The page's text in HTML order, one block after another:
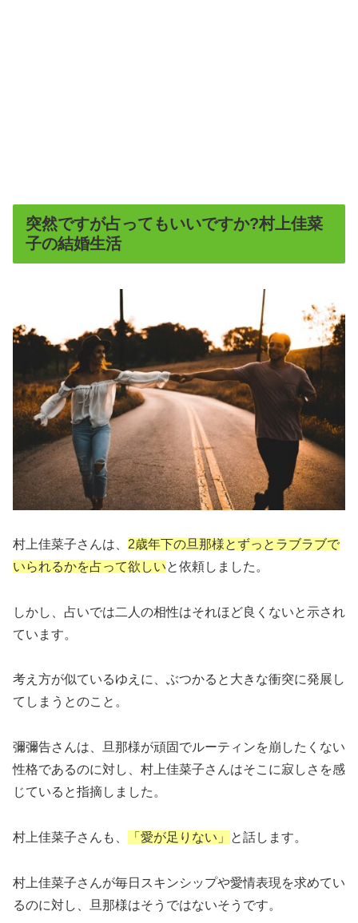
突然ですが占ってもいいですか?村上佳菜
子の結婚生活
村上佳菜子さんは、 2歳年下の旦那様とずっとラブラブで
いられるかを占って欲しいと依頼しました。
しかし、占いでは二人の相性はそれほど良くないと示され
ています。
考え方が似ているゆえに、ぶつかると大きな衝突に発展し
てしまうとのこと。
彌彌告さんは、旦那様が頑固でルーティンを崩したくない
性格であるのに対し、村上佳菜子さんはそこに寂しさを感
じていると指摘しました。
村上佳菜子さんも、 「愛が足りない」 と話します。
村上佳菜子さんが毎日スキンシップや愛情表現を求めてい
るのに対し、旦那様はそうではないそうです。